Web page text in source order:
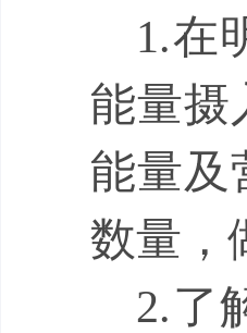
1.在
能量摄
能量及
数量，
2.了